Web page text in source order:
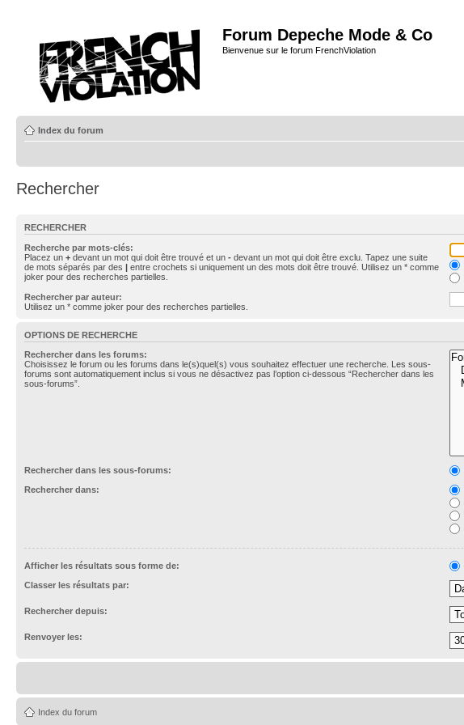
Forum Depeche Mode & Co
Bienvenue sur le forum FrenchViolation
Index du forum
Rechercher
RECHERCHER
Recherche par mots-clés:
Placez un + devant un mot qui doit être trouvé et un - devant un mot qui doit être exclu. Tapez une suite
de mots séparés par des | entre crochets si uniquement un des mots doit être trouvé. Utilisez un * comme
joker pour des recherches partielles.
Rechercher par auteur:
Utilisez un * comme joker pour des recherches partielles.
OPTIONS DE RECHERCHE
Rechercher dans les forums:
Choisissez le forum ou les forums dans le(s)quel(s) vous souhaitez effectuer une recherche. Les sous-
forums sont automatiquement inclus si vous ne désactivez pas l’option ci-dessous “Rechercher dans les
sous-forums”.
Rechercher dans les sous-forums:
Rechercher dans:
Afficher les résultats sous forme de:
Classer les résultats par:
Rechercher depuis:
Renvoyer les:
Index du forum